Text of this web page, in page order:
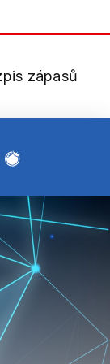
zápasů